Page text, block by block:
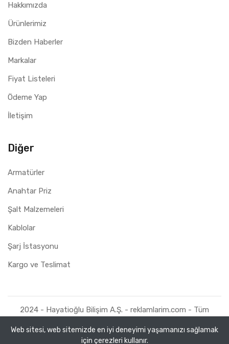
Hakkımızda
Ürünlerimiz
Bizden Haberler
Markalar
Fiyat Listeleri
Ödeme Yap
İletişim
Diğer
Armatürler
Anahtar Priz
Şalt Malzemeleri
Kablolar
Şarj İstasyonu
Kargo ve Teslimat
2024 - Hayatioğlu Bilişim A.Ş. - reklamlarim.com - Tüm
Web sitesi, web sitemizde en iyi deneyimi yaşamanızı sağlamak
için çerezleri kullanır.